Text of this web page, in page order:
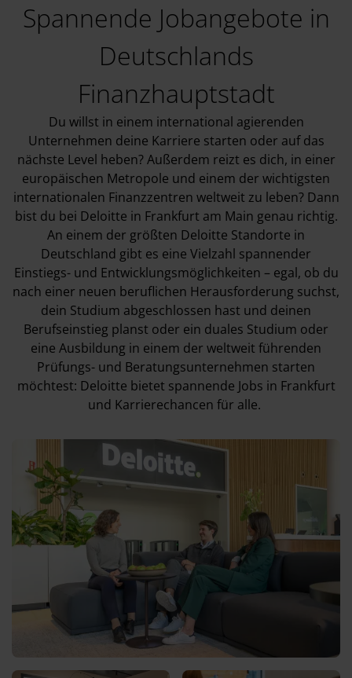
Spannende Jobangebote in
Deutschlands
Finanzhauptstadt
Du willst in einem international agierenden
Unternehmen deine Karriere starten oder auf das
nächste Level heben? Außerdem reizt es dich, in einer
europäischen Metropole und einem der wichtigsten
internationalen Finanzzentren weltweit zu leben? Dann
bist du bei Deloitte in Frankfurt am Main genau richtig.
An einem der größten Deloitte Standorte in
Deutschland gibt es eine Vielzahl spannender
Einstiegs- und Entwicklungsmöglichkeiten – egal, ob du
nach einer neuen beruflichen Herausforderung suchst,
dein Studium abgeschlossen hast und deinen
Berufseinstieg planst oder ein duales Studium oder
eine Ausbildung in einem der weltweit führenden
Prüfungs- und Beratungsunternehmen starten
möchtest: Deloitte bietet spannende Jobs in Frankfurt
und Karrierechancen für alle.